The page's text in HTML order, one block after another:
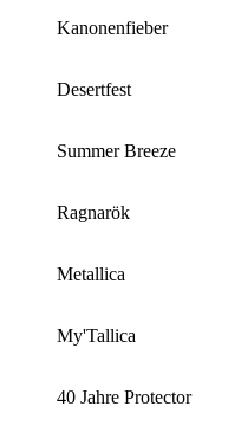
Kanonenfieber
Desertfest
Summer Breeze
Ragnarök
Metallica
My'Tallica
40 Jahre Protector